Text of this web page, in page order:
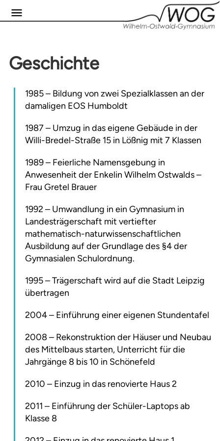
Geschichte
1985 – Bildung von zwei Spezialklassen an der
damaligen EOS Humboldt
1987 – Umzug in das eigene Gebäude in der
Willi-Bredel-Straße 15 in Lößnig mit 7 Klassen
1989 – Feierliche Namensgebung in
Anwesenheit der Enkelin Wilhelm Ostwalds –
Frau Gretel Brauer
1992 – Umwandlung in ein Gymnasium in
Landesträgerschaft mit vertiefter
mathematisch-naturwissenschaftlichen
Ausbildung auf der Grundlage des §4 der
Gymnasialen Schulordnung.
1995 –Trägerschaft wird auf die Stadt Leipzig
übertragen
2004 – Einführung einer eigenen Stundentafel
2008 – Rekonstruktion der Häuser und Neubau
des Mittelbaus starten, Unterricht für die
Jahrgänge 8 bis 10 in Schönefeld
2010 – Einzug in das renovierte Haus 2
2011 – Einführung der Schüler-Laptops ab
Klasse 8